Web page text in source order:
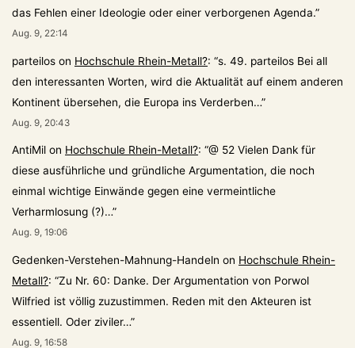
das Fehlen einer Ideologie oder einer verborgenen Agenda.”
Aug. 9, 22:14
parteilos on Hochschule Rhein-Metall?: “s. 49. parteilos Bei all
den interessanten Worten, wird die Aktualität auf einem anderen
Kontinent übersehen, die Europa ins Verderben…”
Aug. 9, 20:43
AntiMil on Hochschule Rhein-Metall?: “@ 52 Vielen Dank für
diese ausführliche und gründliche Argumentation, die noch
einmal wichtige Einwände gegen eine vermeintliche
Verharmlosung (?)…”
Aug. 9, 19:06
Gedenken-Verstehen-Mahnung-Handeln on Hochschule Rhein-
Metall?: “Zu Nr. 60: Danke. Der Argumentation von Porwol
Wilfried ist völlig zuzustimmen. Reden mit den Akteuren ist
essentiell. Oder ziviler…”
Aug. 9, 16:58